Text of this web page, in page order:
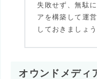
失敗せず、無駄
アを構築して運
しておきましょう
オウンドメディ